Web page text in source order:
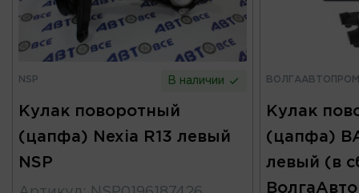
NSP В наличии
Кулак поворотный
(цапфа) Nexia R13 левый
NSP
ВОЛГААВТОПРОМ
Кулак
(цапфа)
левый (в